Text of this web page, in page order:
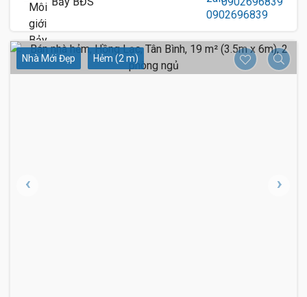
Nhà Mới Đẹp Hẻm (2 m)